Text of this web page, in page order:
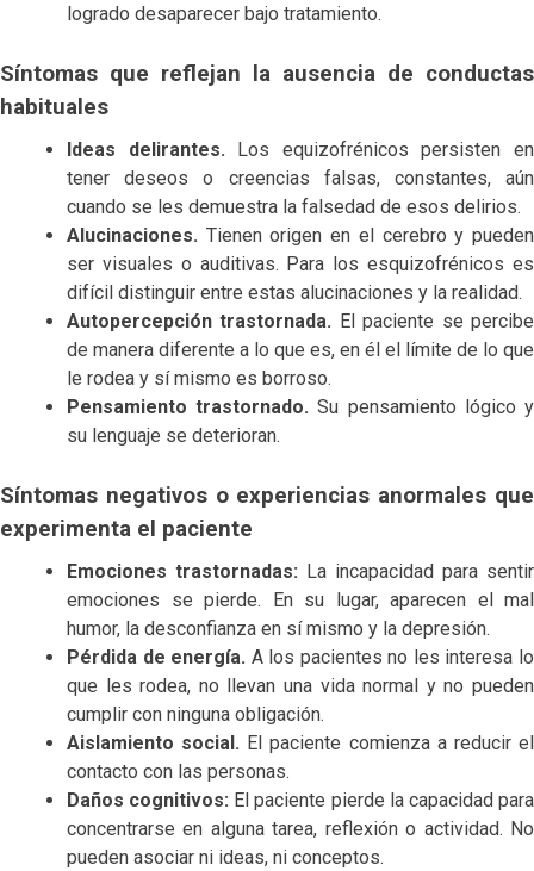
logrado desaparecer bajo tratamiento.
Síntomas que reflejan la ausencia de conductas
habituales
Ideas delirantes. Los equizofrénicos persisten en
tener deseos o creencias falsas, constantes, aún
cuando se les demuestra la falsedad de esos delirios.
Alucinaciones. Tienen origen en el cerebro y pueden
ser visuales o auditivas. Para los esquizofrénicos es
difícil distinguir entre estas alucinaciones y la realidad.
Autopercepción trastornada. El paciente se percibe
de manera diferente a lo que es, en él el límite de lo que
le rodea y sí mismo es borroso.
Pensamiento trastornado.Su pensamiento lógico y
su lenguaje se deterioran.
Síntomas negativos o experiencias anormales que
experimenta el paciente
Emociones trastornadas: La incapacidad para sentir
emociones se pierde. En su lugar, aparecen el mal
humor, la desconfianza en sí mismo y la depresión.
Pérdida de energía. A los pacientes no les interesa lo
que les rodea, no llevan una vida normal y no pueden
cumplir con ninguna obligación.
Aislamiento social. El paciente comienza a reducir el
contacto con las personas.
Daños cognitivos: El paciente pierde la capacidad para
concentrarse en alguna tarea, reflexión o actividad. No
pueden asociar ni ideas, ni conceptos.